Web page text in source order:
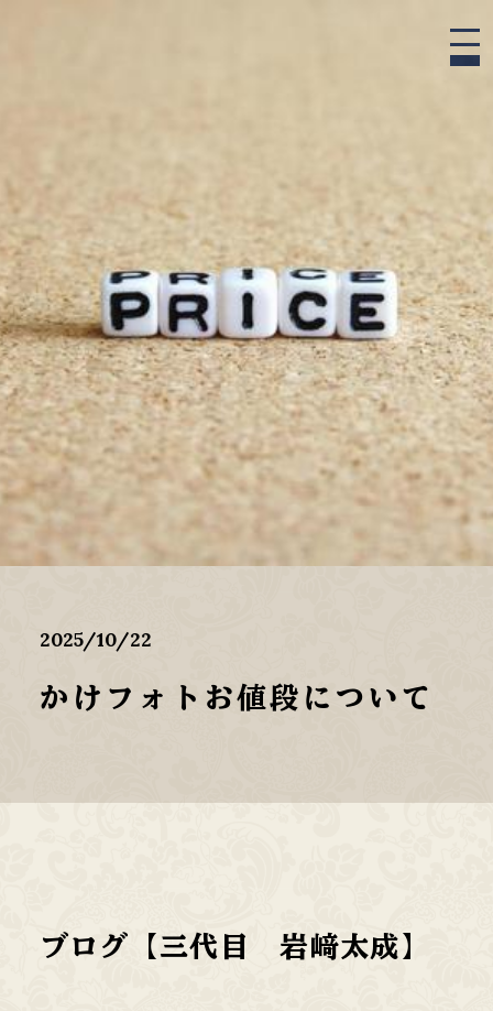
2025/10/22
かけフォトお値段について
ブログ【三代目 岩﨑太成】